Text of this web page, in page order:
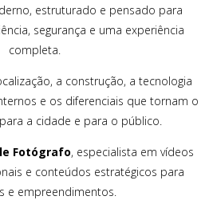
estruturado e pensado para
segurança e uma experiência
completa.
a construção, a tecnologia
e os diferenciais que tornam o
a cidade e para o público.
Fotógrafo, especialista em vídeos
e conteúdos estratégicos para
e empreendimentos.